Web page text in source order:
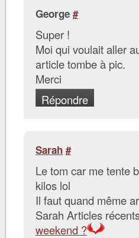
George #
Super !
Moi qui voulait aller
article tombe à pic.
Merci
Répondre
Sarah #
Le tom car me tente
kilos lol
Il faut quand même
Sarah Articles
weekend ?